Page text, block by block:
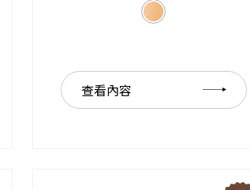
查看內容